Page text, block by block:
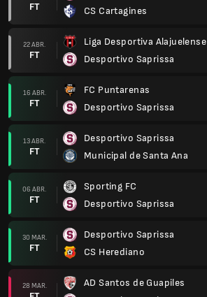
FT
CS Cartagines
22 ABR.
FT
Liga Desportiva Alajuelense
Desportivo Saprissa
16 ABR.
FT
FC Puntarenas
Desportivo Saprissa
13 ABR.
FT
Desportivo Saprissa
Municipal de Santa Ana
06 ABR.
FT
Sporting FC
Desportivo Saprissa
30 MAR.
FT
Desportivo Saprissa
CS Herediano
28 MAR.
AD Santos de Guapiles